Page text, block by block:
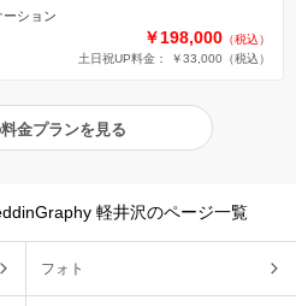
ーション
￥198,000 （税込）
土日祝UP料金： ￥33,000 （税込）
金プランを見る
軽井沢のページ一覧
フォト